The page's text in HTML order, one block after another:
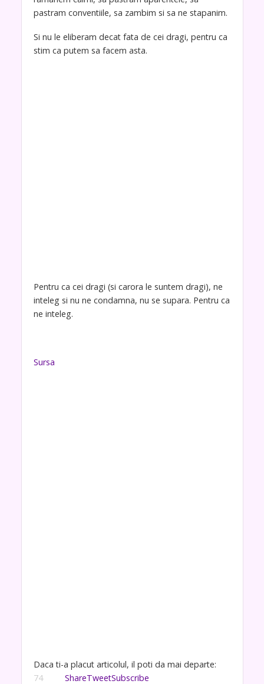
pastram conventiile, sa zambim si sa ne stapanim.
Si nu le eliberam decat fata de cei dragi, pentru ca
stim ca putem sa facem asta.
Pentru ca cei dragi (si carora le suntem dragi), ne
inteleg si nu ne condamna, nu se supara. Pentru ca
ne inteleg.
Sursa
Daca ti-a placut articolul, il poti da mai departe:
74
ShareTweetSubscribe